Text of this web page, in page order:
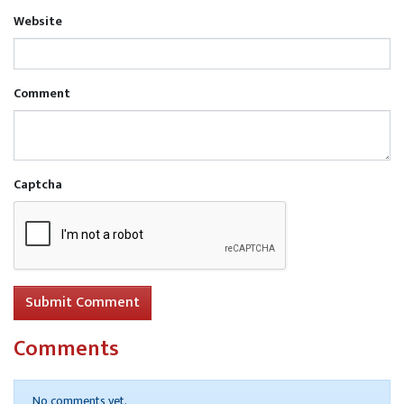
Website
Comment
Captcha
Submit Comment
Comments